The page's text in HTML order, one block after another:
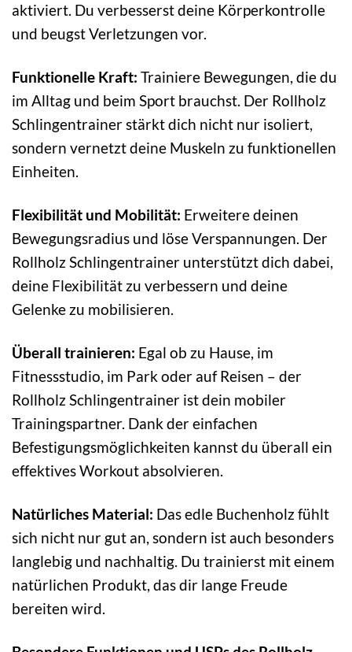
aktiviert. Du verbesserst deine Körperkontrolle
und beugst Verletzungen vor.
Funktionelle Kraft: Trainiere Bewegungen, die du
im Alltag und beim Sport brauchst. Der Rollholz
Schlingentrainer stärkt dich nicht nur isoliert,
sondern vernetzt deine Muskeln zu funktionellen
Einheiten.
Flexibilität und Mobilität: Erweitere deinen
Bewegungsradius und löse Verspannungen. Der
Rollholz Schlingentrainer unterstützt dich dabei,
deine Flexibilität zu verbessern und deine
Gelenke zu mobilisieren.
Überall trainieren: Egal ob zu Hause, im
Fitnessstudio, im Park oder auf Reisen – der
Rollholz Schlingentrainer ist dein mobiler
Trainingspartner. Dank der einfachen
Befestigungsmöglichkeiten kannst du überall ein
effektives Workout absolvieren.
Natürliches Material: Das edle Buchenholz fühlt
sich nicht nur gut an, sondern ist auch besonders
langlebig und nachhaltig. Du trainierst mit einem
natürlichen Produkt, das dir lange Freude
bereiten wird.